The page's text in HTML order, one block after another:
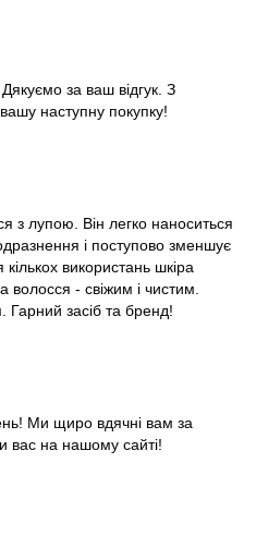
за ваш відгук. З
наступну покупку!
з лупою. Він легко наноситься
і поступово зменшує
кількох використань шкіра
волосся - свіжим і чистим.
Гарний засіб та бренд!
Ми щиро вдячні вам за
вас на нашому сайті!